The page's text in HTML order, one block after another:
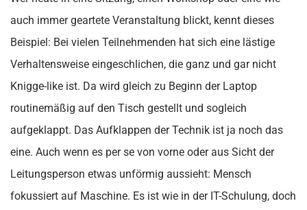
auch immer geartete Veranstaltung blickt, kennt dieses
Beispiel: Bei vielen Teilnehmenden hat sich eine lästige
Verhaltensweise eingeschlichen, die ganz und gar nicht
Knigge-like ist. Da wird gleich zu Beginn der Laptop
routinemäßig auf den Tisch gestellt und sogleich
aufgeklappt. Das Aufklappen der Technik ist ja noch das
eine. Auch wenn es per se von vorne oder aus Sicht der
Leitungsperson etwas unförmig aussieht: Mensch
fokussiert auf Maschine. Es ist wie in der IT-Schulung, doch